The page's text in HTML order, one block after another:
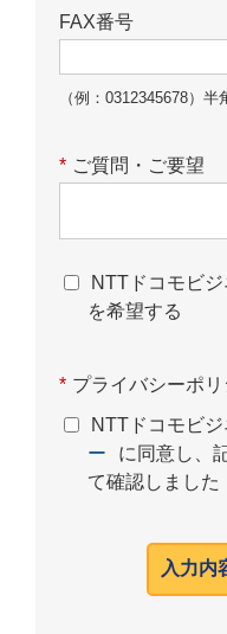
FAX番号
（例：0312345678）半
* ご質問・ご要望
NTTドコモビ
を希望する
* プライバシーポ
NTTドコモビ
ー
に同意し、
て確認しました
入力内